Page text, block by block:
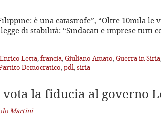
è una catastrofe”, “Oltre 10mila
legge di stabilità: “Sindacati e imprese tutti
Enrico Letta,francia,Giuliano Amato,Guerra in Siria
Democratico,pdl,siria
la fiducia al governo
Martini